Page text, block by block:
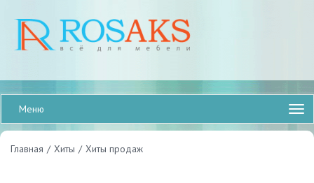
Меню
Главная / Хиты / Хиты продаж